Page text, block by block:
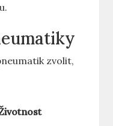
zvolit,